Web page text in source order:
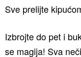
Sve prelijte
Izbrojte do pet i
se magija! Sva